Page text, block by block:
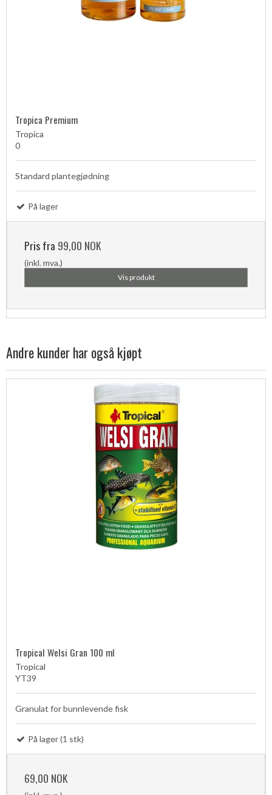
Tropica Premium
Tropica
0
Standard plantegjødning
På lager
Pris fra 99,00 NOK
(inkl. mva.)
Vis produkt
Andre kunder har også kjøpt
Tropical Welsi Gran 100 ml
Tropical
YT39
Granulat for bunnlevende fisk
På lager (1 stk)
69,00 NOK